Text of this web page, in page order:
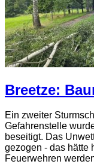
Breetze:
Ein zweiter
Gefahrenstelle
beseitigt. Das
gezogen - das hätte
Feuerwehren